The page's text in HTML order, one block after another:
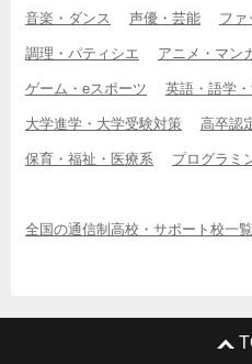
音楽・ダンス 声優・芸能 ファ
調理・パティシエ アニメ・マン
ゲーム・eスポーツ 英語・語学
大学進学・大学受験対策 高卒認
保育・福祉・医療系 プログラミ
全国の通信制高校・サポート校一覧